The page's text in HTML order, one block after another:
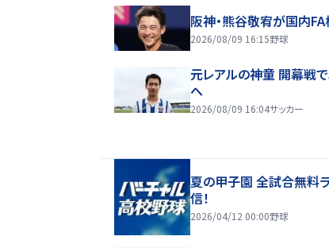
阪神・熊谷敬宥が国内
2026/08/09 16:15野球
元レアルの神童 開幕戦
へ
2026/08/09 16:04サッカー
夏の甲子園 全試合無料
信！
2026/04/12 00:00野球